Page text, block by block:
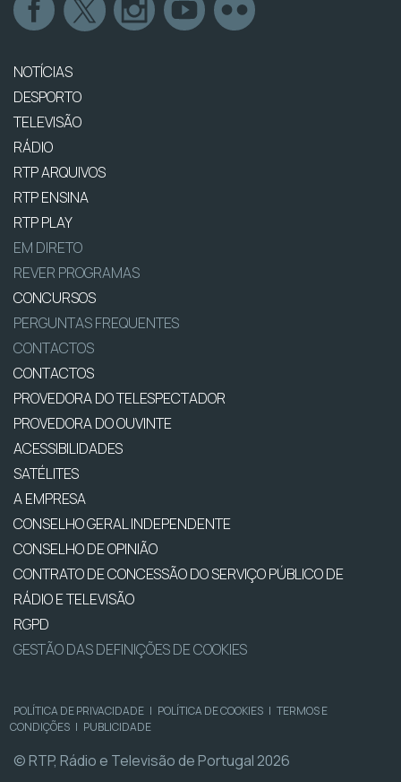
NOTÍCIAS
DESPORTO
TELEVISÃO
RÁDIO
RTP ARQUIVOS
RTP ENSINA
RTP PLAY
EM DIRETO
REVER PROGRAMAS
CONCURSOS
PERGUNTAS FREQUENTES
CONTACTOS
CONTACTOS
PROVEDORA DO TELESPECTADOR
PROVEDORA DO OUVINTE
ACESSIBILIDADES
SATÉLITES
A EMPRESA
CONSELHO GERAL INDEPENDENTE
CONSELHO DE OPINIÃO
CONTRATO DE CONCESSÃO DO SERVIÇO PÚBLICO DE
RÁDIO E TELEVISÃO
RGPD
GESTÃO DAS DEFINIÇÕES DE COOKIES
POLÍTICA DE PRIVACIDADE | POLÍTICA DE COOKIES | TERMOS E
CONDIÇÕES | PUBLICIDADE
© RTP, Rádio e Televisão de Portugal 2026